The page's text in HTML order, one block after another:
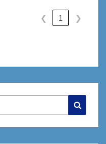
❮ 1 ❯